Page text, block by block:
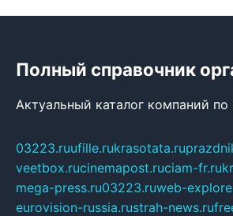
Полный справочник
Актуальный каталог компаний по
03223.ruufille.rukrasotata.ru
veetbox.rucinemapost.ruciam-fr.ru
mega-press.ru03223.ruweb-
eurovision-russia.rustrah-news.ru